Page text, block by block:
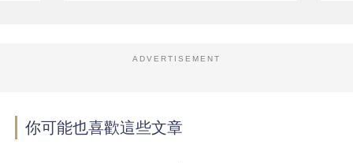
ADVERTISEMENT
你可能也喜歡這些文章